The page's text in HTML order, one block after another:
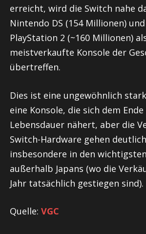
erreicht, wird die Switch nahe
Nintendo DS (154 Millionen)
PlayStation 2 (~160 Millionen)
meistverkaufte Konsole der
übertreffen.
Dies ist eine ungewöhnlich
eine Konsole, die sich dem
Lebensdauer nähert, aber die
Switch-Hardware gehen
insbesondere in den
außerhalb Japans (wo die
Jahr tatsächlich gestiegen sind).
Quelle: VGC